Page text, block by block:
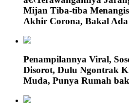
Mijan Tiba-tiba
Akhir Corona, Bakal Ada
Penampilannya Viral,
Disorot, Dulu Ngontrak
Muda, Punya Rumah